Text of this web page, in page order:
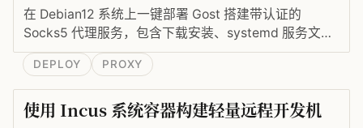
在 Debian12 系统上一键部署 Gost 搭建带认证的
Socks5 代理服务，包含下载安装、systemd 服务文件
编写与开机自启。
DEPLOY PROXY
使用 Incus 系统容器构建轻量远程开发机